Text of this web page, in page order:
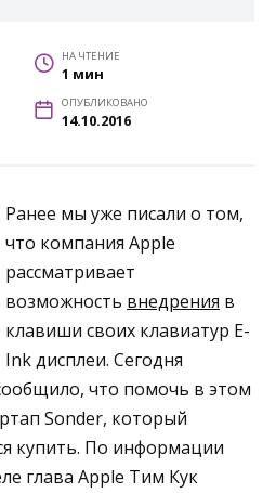
НА ЧТЕНИЕ
1 мин
ОПУБЛИКОВАНО
14.10.2016
Ранее мы уже писали о том,
что компания Apple
рассматривает
возможность внедрения в
клавиши своих клавиатур E-
Ink дисплеи. Сегодня
что помочь в этом
Sonder, который
купить. По информации
глава Apple Тим Кук